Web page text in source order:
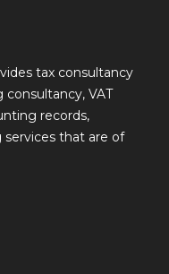
tax consultancy
consultancy, VAT
records,
that are of